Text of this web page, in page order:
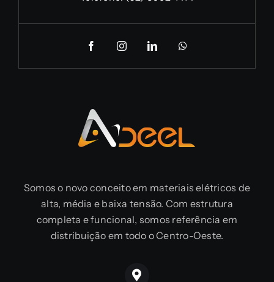
Somos o novo conceito em materiais elétricos de
alta, média e baixa tensão. Com estrutura
completa e funcional, somos referência em
distribuição em todo o Centro-Oeste.